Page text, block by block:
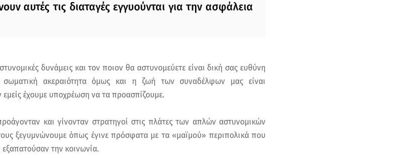
αυτές τις διαταγές εγγυούνται για την ασφάλεια
δυνάμεις και τον ποιον θα αστυνομεύετε είναι δική σας ευθύνη
σωματική ακεραιότητα όμως και η ζωή των συναδέλφων μας είναι
εμείς έχουμε υποχρέωση να τα προασπίζουμε.
και γίνονταν στρατηγοί στις πλάτες των απλών αστυνομικών
ξεγυμνώνουμε όπως έγινε πρόσφατα με τα «μαϊμού» περιπολικά που
εξαπατούσαν την κοινωνία.